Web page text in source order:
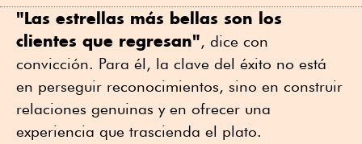
"Las estrellas más bellas son los
clientes que regresan", dice con
convicción. Para él, la clave del éxito no está
en perseguir reconocimientos, sino en construir
relaciones genuinas y en ofrecer una
experiencia que trascienda el plato.